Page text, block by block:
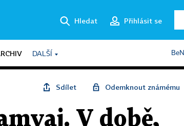
Hledat Přihlásit se
DALŠÍ
Sdílet Odemknout známému
V době,